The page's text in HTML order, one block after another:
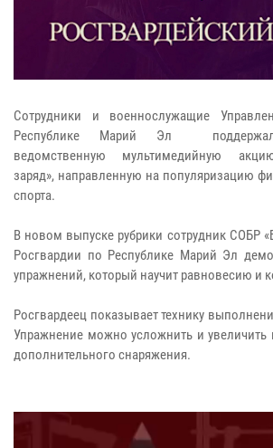
Сотрудники и военнослужащие
Республике Марий Эл
ведомственную мультимедийную
заряд», направленную на популяризацию
спорта.
В новом выпуске рубрики сотрудник СОБР
Росгвардии по Республике Марий Эл
упражнений, который научит равновесию и
Росгвардеец показывает технику
Упражнение можно усложнить и увеличить
дополнительного снаряжения.